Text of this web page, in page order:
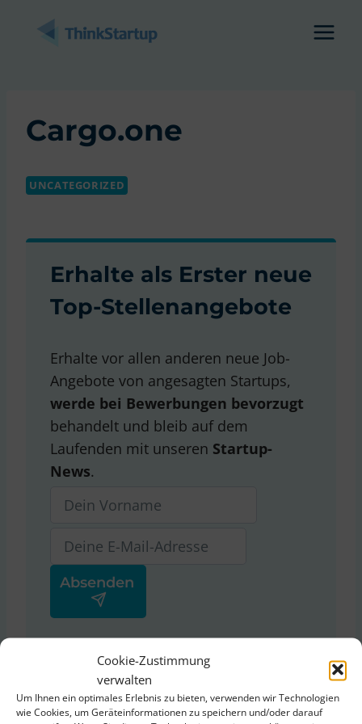
Cookie-Zustimmung
verwalten
Um Ihnen ein optimales Erlebnis zu bieten, verwenden wir Technologien
wie Cookies, um Geräteinformationen zu speichern und/oder darauf
Cargo.one
UNCATEGORIZED
Erhalte als Erster neue
Top-Stellenangebote
Erhalte vor allen anderen neue Job-
Angebote von angesagten Startups,
werde bei Bewerbungen bevorzugt
behandelt und bleib auf dem
Laufenden mit unseren Startup-
News.
Datenschutzerklärungvon
ThinkStartup zu.